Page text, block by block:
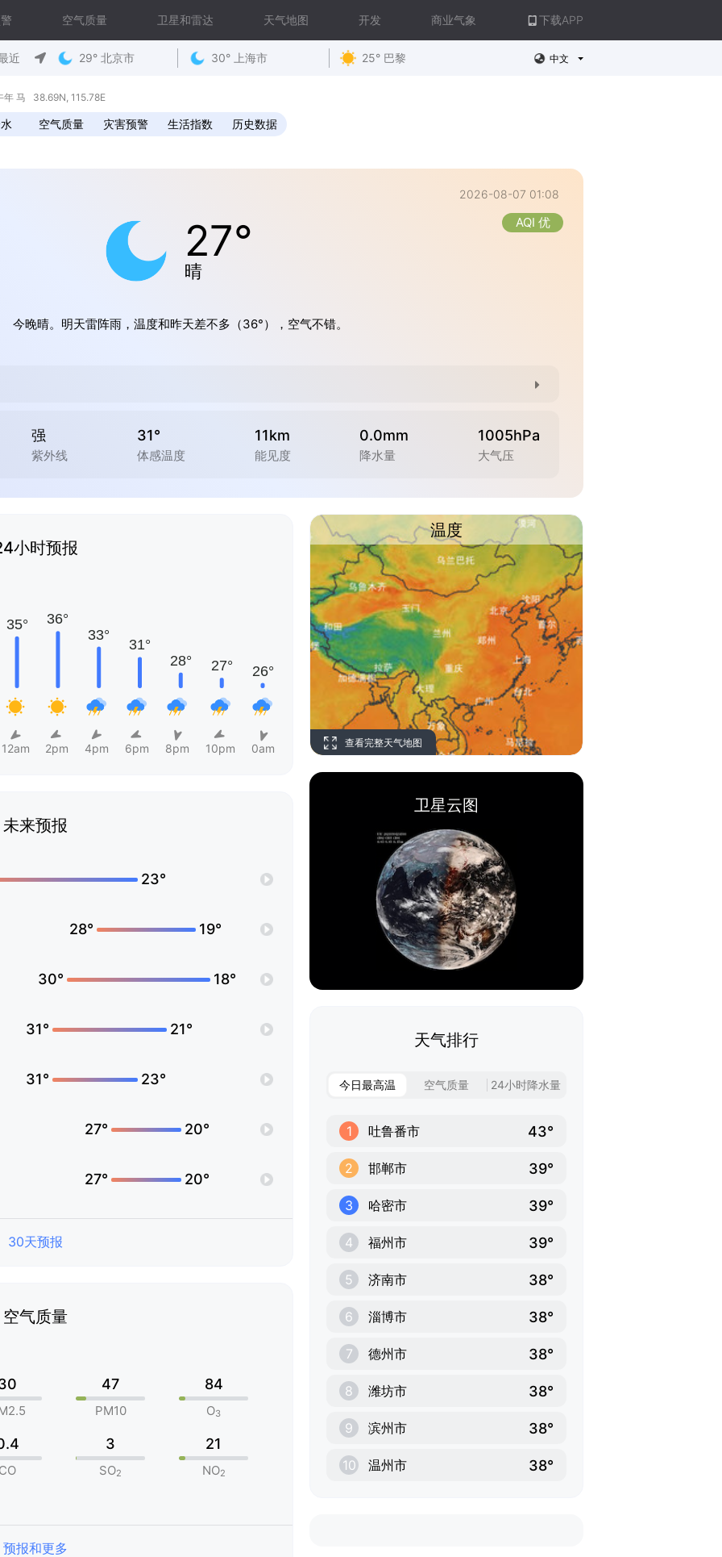
空气质量 卫星和雷达 天气地图 开发 商业气象 下载APP
近 29° 北京市 30° 上海市 25° 巴黎 中文
马 38.69N, 115.78E
空气质量 灾害预警 生活指数 历史数据
2026-08-07 01:08
27°
晴
AQI 优
今晚晴。明天雷阵雨，温度和昨天差不多（36°），空气不错。
强
紫外线
31°
体感温度
11km
能见度
0.0mm
降水量
1005hPa
大气压
小时预报
12am 2pm 4pm 6pm 8pm 10pm 0am
未来预报
23°
28° 19°
30° 18°
31° 21°
31° 23°
27° 20°
27° 20°
30天预报
空气质量
47
PM10
84
O3
3
SO2
21
NO2
预报和更多
温度
查看完整天气地图
卫星云图
天气排行
今日最高温 空气质量 24小时降水量
1 吐鲁番市 43°
2 邯郸市 39°
3 哈密市 39°
4 福州市 39°
5 济南市 38°
6 淄博市 38°
7 德州市 38°
8 潍坊市 38°
9 滨州市 38°
10 温州市 38°